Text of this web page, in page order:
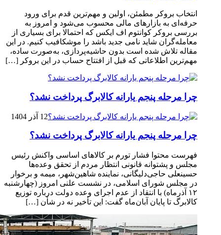
انتخاب بروکر مطمئن، اولین و مهم‌ترین قدم برای ورود
حرفه‌ای به بازارهای مالی محسوب می‌شود و امروز به
بررسی بروکر کوانتوم اف ایکس که احتمالا برای بسیاری از
معامله‌گران شاید نامی جدید باشد را موشکافیب کنیم. در این
مقاله تلاش شده است بدون حاشیه‌پردازی، به‌صورت ساده،
مهم‌ترین اطلاعاتی که قبل از افتتاح حساب در این بروکر […]
چرا مرحله پنجم یارانه کالابرگ پرداخت نشد؟
12 آذر 1404
چرا مرحله پنجم یارانه کالابرگ پرداخت نشد؟
فهرست محتوا فشار تورم بر کالاهای اساسی واکنش رئیس
مجلس و پشتوانه قانونی انتظار مردم از تحقق وعده‌ها
حسینعلی حاجی‌دلیگانی، نماینده شاهین‌شهر، میمه و برخوار
در مجلس شورای اسلامی، در نشست علنی امروز (چهارشنبه
۱۲ آذرماه) با انتقاد از عدم اجرای وعده دولت درباره توزیع
کالابرگ تا پایان آبان‌ماه گفت: این تأخیر نه در شأن […]